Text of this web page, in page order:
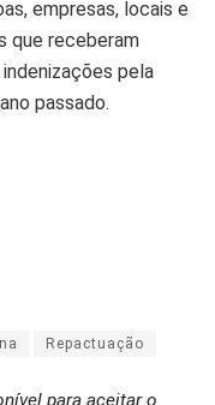
empresas, locais e
que receberam
pela
passado.
Repactuação
para aceitar o